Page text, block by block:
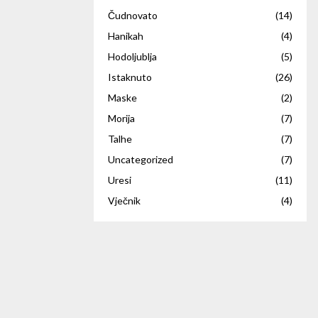
Čudnovato
(14)
Hanikah
(4)
Hodoljublja
(5)
Istaknuto
(26)
Maske
(2)
Morija
(7)
Talhe
(7)
Uncategorized
(7)
Uresi
(11)
Vječnik
(4)